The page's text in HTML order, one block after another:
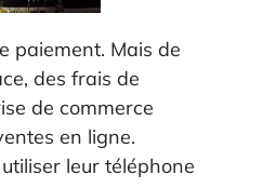
paiement. Mais de
des frais de
de commerce
en ligne.
leur téléphone